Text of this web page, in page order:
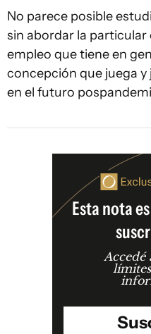
No parece posible
sin abordar la
empleo que tiene en
concepción que juega
en el futuro
Esta nota
Accedé